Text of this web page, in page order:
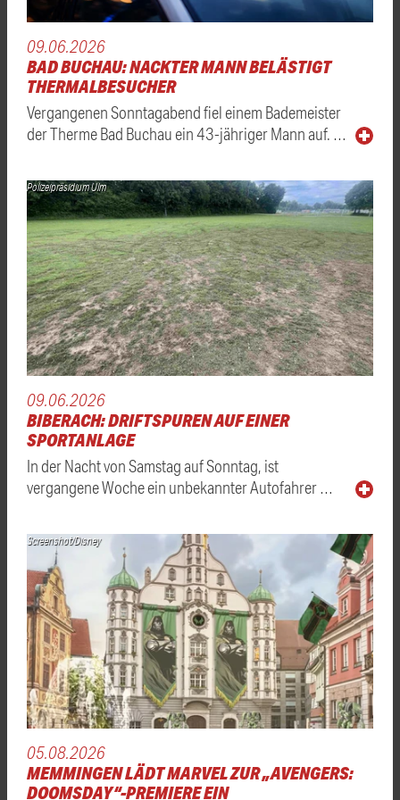
09.06.2026
BAD BUCHAU: NACKTER MANN BELÄSTIGT
THERMALBESUCHER
Vergangenen Sonntagabend fiel einem Bademeister
der Therme Bad Buchau ein 43-jähriger Mann auf. …
Polizeipräsidium Ulm
09.06.2026
BIBERACH: DRIFTSPUREN AUF EINER
SPORTANLAGE
In der Nacht von Samstag auf Sonntag, ist
vergangene Woche ein unbekannter Autofahrer …
Screenshot/Disney
05.08.2026
MEMMINGEN LÄDT MARVEL ZUR „AVENGERS:
DOOMSDAY“-PREMIERE EIN